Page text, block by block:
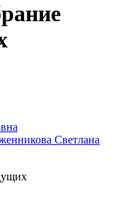
Светлана